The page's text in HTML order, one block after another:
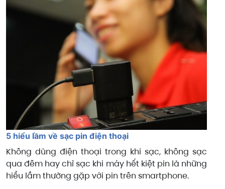
5 hiểu lầm về sạc pin điện thoại
Không dùng điện thoại trong khi sạc, không sạc
qua đêm hay chỉ sạc khi máy hết kiệt pin là những
hiểu lầm thường gặp với pin trên smartphone.